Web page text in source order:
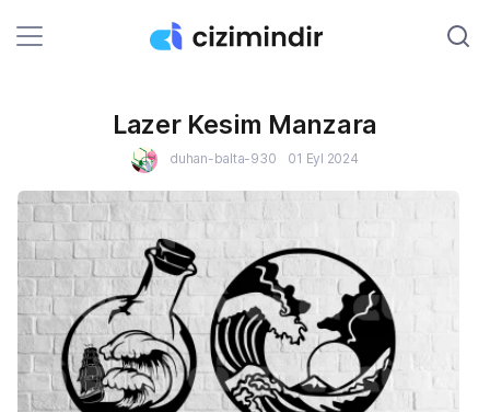
Lazer Kesim Manzara
duhan-balta-930 01 Eyl 2024